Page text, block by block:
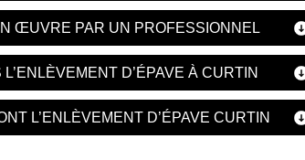
ŒUVRE PAR UN PROFESSIONNEL
D’ÉPAVE À CURTIN
L’ENLÈVEMENT D’ÉPAVE CURTIN